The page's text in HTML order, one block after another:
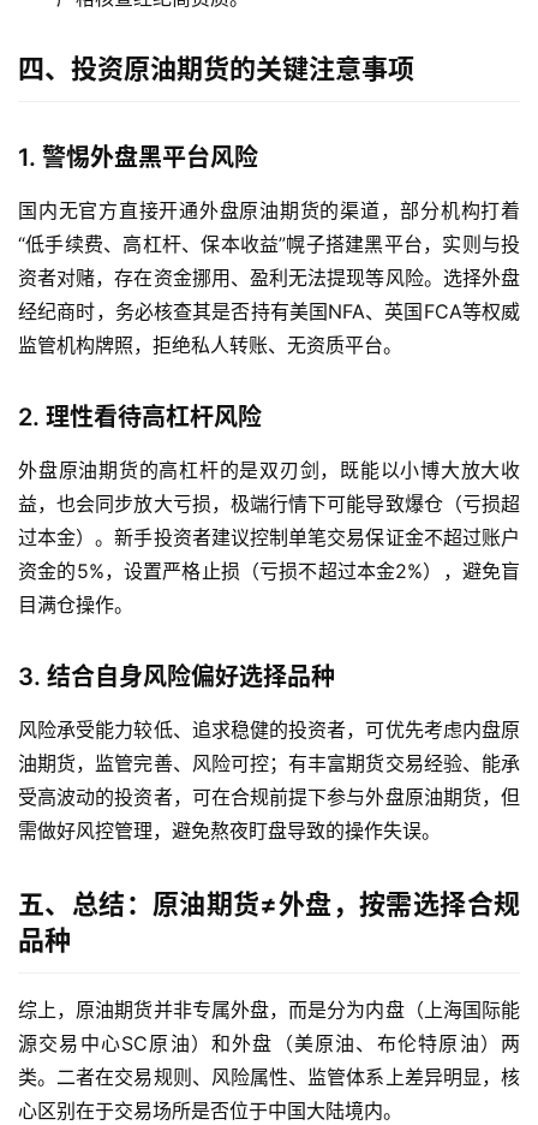
原
播
国
内
期
货
国
际
期
货
投
资
入
四、投资原油期货的关键注意事项
1. 警惕外盘黑平台风险
国内无官方直接开通外盘原油期货的渠道，部分机构打着
“低手续费、高杠杆、保本收益”幌子搭建黑平台，实则与投
资者对赌，存在资金挪用、盈利无法提现等风险。选择外盘
经纪商时，务必核查其是否持有美国NFA、英国FCA等权威
监管机构牌照，拒绝私人转账、无资质平台。
2. 理性看待高杠杆风险
外盘原油期货的高杠杆的是双刃剑，既能以小博大放大收
益，也会同步放大亏损，极端行情下可能导致爆仓（亏损超
过本金）。新手投资者建议控制单笔交易保证金不超过账户
资金的5%，设置严格止损（亏损不超过本金2%），避免盲
目满仓操作。
3. 结合自身风险偏好选择品种
风险承受能力较低、追求稳健的投资者，可优先考虑内盘原
油期货，监管完善、风险可控；有丰富期货交易经验、能承
受高波动的投资者，可在合规前提下参与外盘原油期货，但
需做好风控管理，避免熬夜盯盘导致的操作失误。
五、总结：原油期货≠外盘，按需选择合规
品种
综上，原油期货并非专属外盘，而是分为内盘（上海国际能
源交易中心SC原油）和外盘（美原油、布伦特原油）两
类。二者在交易规则、风险属性、监管体系上差异明显，核
心区别在于交易场所是否位于中国大陆境内。